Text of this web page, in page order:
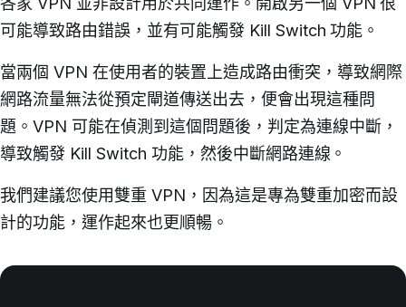
可能導致路由錯誤，並有可能觸發 Kill Switch 功能。
當兩個 VPN 在使用者的裝置上造成路由衝突，導致網際
網路流量無法從預定閘道傳送出去，便會出現這種問
題。VPN 可能在偵測到這個問題後，判定為連線中斷，
導致觸發 Kill Switch 功能，然後中斷網路連線。
我們建議您使用雙重 VPN，因為這是專為雙重加密而設
計的功能，運作起來也更順暢。